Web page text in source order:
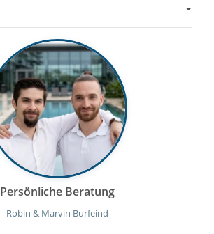
Persönliche Beratung
Robin & Marvin Burfeind